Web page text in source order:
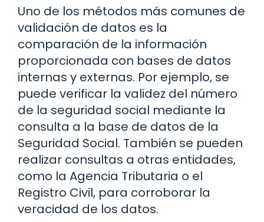
Uno de los métodos más comunes de
validación de datos es la
comparación de la información
proporcionada con bases de datos
internas y externas. Por ejemplo, se
puede verificar la validez del número
de la seguridad social mediante la
consulta a la base de datos de la
Seguridad Social. También se pueden
realizar consultas a otras entidades,
como la Agencia Tributaria o el
Registro Civil, para corroborar la
veracidad de los datos.